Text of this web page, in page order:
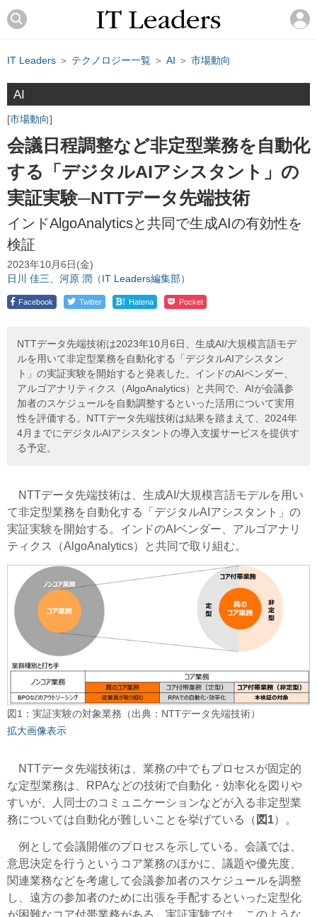
IT Leaders ＞ テクノロジー一覧 ＞ AI ＞ 市場動向
AI
市場動向
会議日程調整など非定型業務を自動化
する「デジタルAIアシスタント」の
実証実験─NTTデータ先端技術
インドAlgoAnalyticsと共同で生成AIの有効性を
検証
2023年10月6日(金)
日川 佳三、河原 潤（IT Leaders編集部）
Facebook Twitter ! Hatena Pocket
NTTデータ先端技術は2023年10月6日、生成AI/大規模言語モデ
ルを用いて非定型業務を自動化する「デジタルAIアシスタン
ト」の実証実験を開始すると発表した。インドのAIベンダー、
アルゴアナリティクス（AlgoAnalytics）と共同で、AIが会議参
加者のスケジュールを自動調整するといった活用について実用
性を評価する。NTTデータ先端技術は結果を踏まえて、2024年
4月までにデジタルAIアシスタントの導入支援サービスを提供す
る予定。
NTTデータ先端技術は、生成AI/大規模言語モデルを用い
て非定型業務を自動化する「デジタルAIアシスタント」の
実証実験を開始する。インドのAIベンダー、アルゴアナリ
ティクス（AlgoAnalytics）と共同で取り組む。
図1：実証実験の対象業務（出典：NTTデータ先端技術）
拡大画像表示
NTTデータ先端技術は、業務の中でもプロセスが固定的
な定型業務は、RPAなどの技術で自動化・効率化を図りや
すいが、人同士のコミュニケーションなどが入る非定型業
務については自動化が難しいことを挙げている（ 図1）。
例として会議開催のプロセスを示している。会議では、
意思決定を行うというコア業務のほかに、議題や優先度、
関連業務などを考慮して会議参加者のスケジュールを調整
し、遠方の参加者のために出張を手配するといった定型化
が困難なコア付帯業務がある。実証実験では、このような